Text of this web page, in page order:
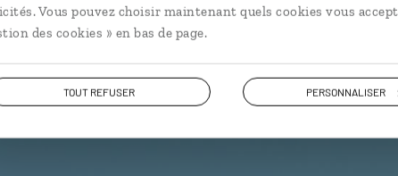
Vous pouvez choisir maintenant quels cookies vous
des cookies » en bas de page.
TOUT REFUSER PERSONNALISER
aller plus loin